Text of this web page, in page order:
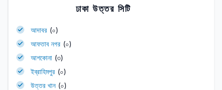
ঢাকা উত্তর সিটি
আদাবর (০)
আফতাব নগর (০)
আশকোনা (৩)
ইব্রাহিমপুর (০)
উত্তর খান (০)